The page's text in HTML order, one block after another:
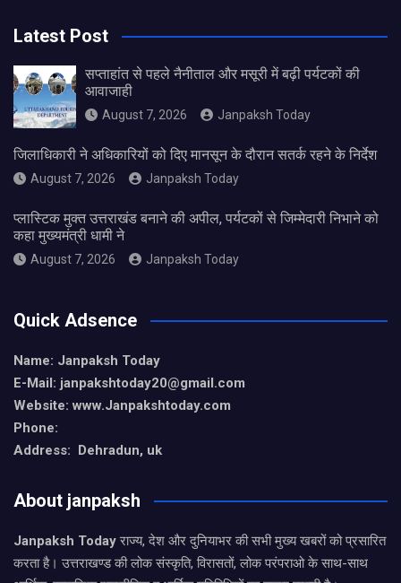
Latest Post
सप्ताहांत से पहले नैनीताल और मसूरी में बढ़ी पर्यटकों की
आवाजाही
August 7, 2026 Janpaksh Today
जिलाधिकारी ने अधिकारियों को दिए मानसून के दौरान सतर्क रहने के निर्देश
August 7, 2026 Janpaksh Today
प्लास्टिक मुक्त उत्तराखंड बनाने की अपील, पर्यटकों से जिम्मेदारी निभाने को
कहा मुख्यमंत्री धामी ने
August 7, 2026 Janpaksh Today
Quick Adsence
Name: Janpaksh Today
E-Mail: janpakshtoday20@gmail.com
Website: www.Janpakshtoday.com
Phone:
Address: Dehradun, uk
About janpaksh
Janpaksh Todayराज्य, देश और दुनियाभर की सभी मुख्य खबरों को प्रसारित
करता है। उत्तराखण्ड की लोक संस्कृति, विरासतों, लोक परंपराओ के साथ-साथ